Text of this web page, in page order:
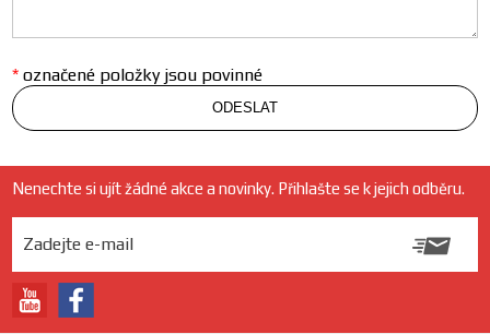
* označené položky jsou povinné
ODESLAT
Nenechte si ujít žádné akce a novinky. Přihlašte se k jejich odběru.